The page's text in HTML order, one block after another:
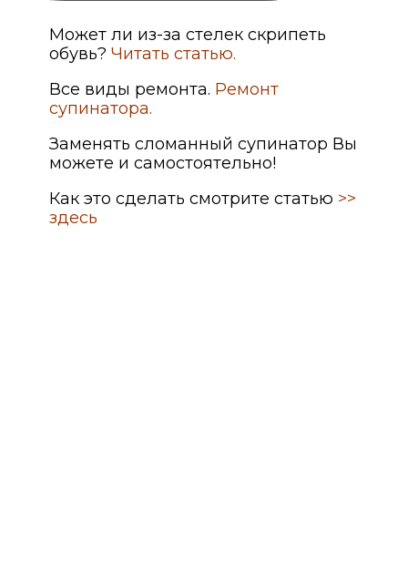
Может ли из-за стелек скрипеть
обувь? Читать статью.
Все виды ремонта. Ремонт
супинатора.
Заменять сломанный супинатор Вы
можете и самостоятельно!
Как это сделать смотрите статью >>
здесь